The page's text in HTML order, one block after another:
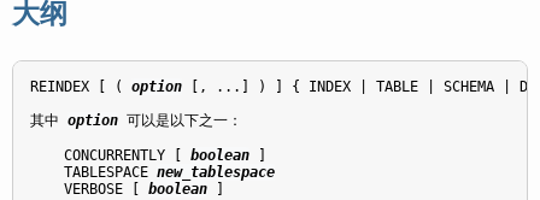
大纲
REINDEX [ ( option [, ...] ) ] { INDEX | TABLE | SCHEMA |
其中 option 可以是以下之一：
    CONCURRENTLY [
boolean
    TABLESPACE
new_tablespace
    VERBOSE [
boolean